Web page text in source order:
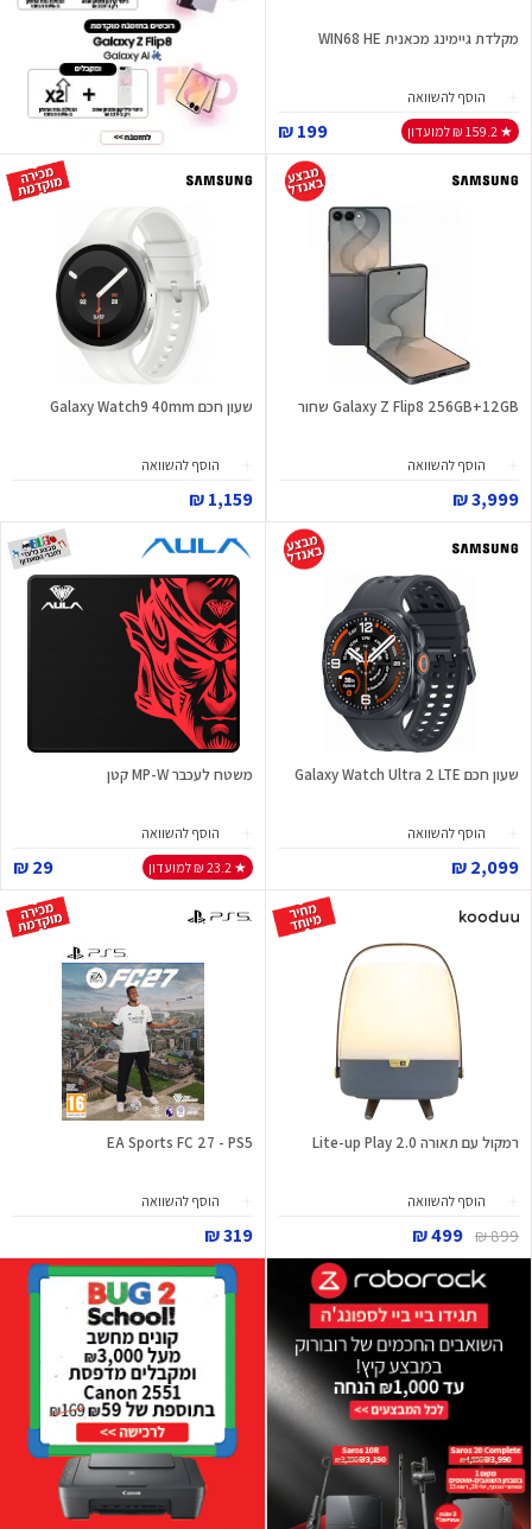
מקלדת גיימינג מכאנית WIN68 HE
הוסף להשוואה
★ 159.2 ₪ למועדון
199 ₪
Galaxy Z Flip8 256GB+12GB שחור
הוסף להשוואה
3,999 ₪
שעון חכם Galaxy Watch9 40mm
הוסף להשוואה
1,159 ₪
שעון חכם Galaxy Watch Ultra 2 LTE
הוסף להשוואה
2,099 ₪
משטח לעכבר MP-W קטן
הוסף להשוואה
★ 23.2 ₪ למועדון
29 ₪
רמקול עם תאורה Lite-up Play 2.0
הוסף להשוואה
899 ₪
499 ₪
EA Sports FC 27 - PS5
הוסף להשוואה
319 ₪